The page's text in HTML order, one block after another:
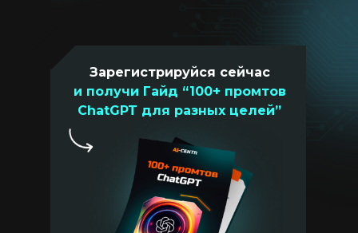
Зарегистрируйся сейчас
и получи Гайд “100+ промтов
ChatGPT для разных целей”